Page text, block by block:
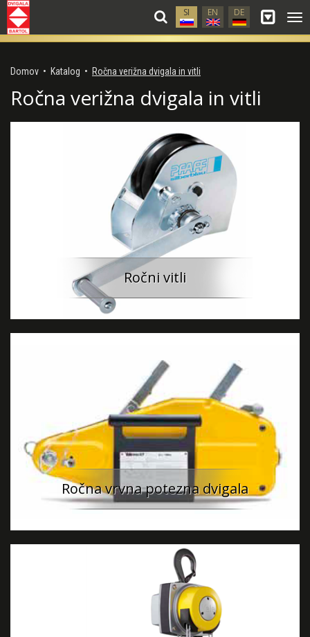
SI EN DE
Domov • Katalog • Ročna verižna dvigala in vitli
Ročna verižna dvigala in vitli
Ročni vitli
Ročna vrvna potezna dvigala